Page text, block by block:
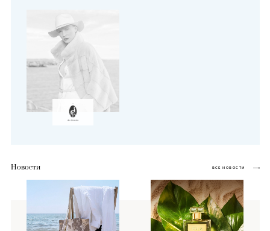
Новости ВСЕ НОВОСТИ